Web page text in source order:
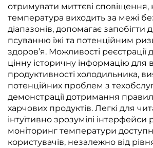
отримувати миттєві сповіщення,
температура виходить за межі
діапазонів, допомагає запобігти
псуванню їжі та потенційним
здоров’я. Можливості реєстрації
цінну історичну інформацію для
продуктивності холодильника,
потенційних проблем з
демонстрації дотримання
харчових продуктів. Легкі для
інтуїтивно зрозумілі інтерфейси
моніторинг температури
користувачів, незалежно від